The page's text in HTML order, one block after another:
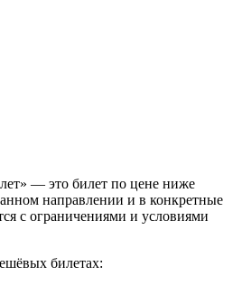
— это билет по цене ниже
направлении и в конкретные
с ограничениями и условиями
билетах: